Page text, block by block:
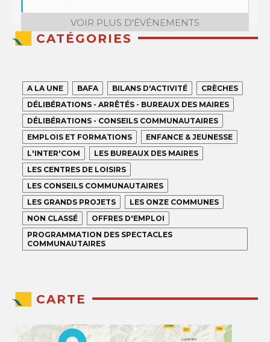
VOIR PLUS D'ÉVÉNEMENTS
CATÉGORIES
A LA UNE BAFA BILANS D'ACTIVITÉ
CRÈCHES
DÉLIBÉRATIONS - ARRÊTÉS - BUREAUX DES MAIRES
DÉLIBÉRATIONS - CONSEILS COMMUNAUTAIRES
EMPLOIS ET FORMATIONS
ENFANCE & JEUNESSE
L'INTER'COM
LES BUREAUX DES MAIRES
LES CENTRES DE LOISIRS
LES CONSEILS COMMUNAUTAIRES
LES GRANDS PROJETS
LES ONZE COMMUNES
NON CLASSÉ
OFFRES D'EMPLOI
PROGRAMMATION DES SPECTACLES
COMMUNAUTAIRES
CARTE